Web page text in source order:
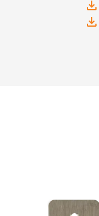
file_download
file_download